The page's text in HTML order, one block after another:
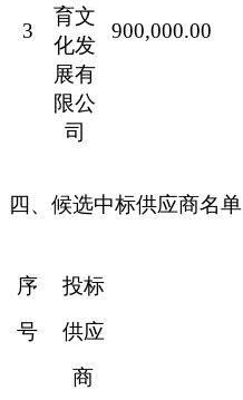
3
育文
化发
展有
限公
司
900,000.00
四、候选中标供应商名单
序
号
投标
供应
商